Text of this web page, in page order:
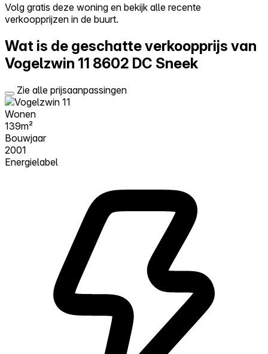
Log in
Volg gratis deze woning en bekijk alle recente
verkoopprijzen in de buurt.
Wat is de geschatte verkoopprijs van
Vogelzwin 11 8602 DC Sneek
Zie alle prijsaanpassingen
Wonen
139m²
Bouwjaar
2001
Energielabel